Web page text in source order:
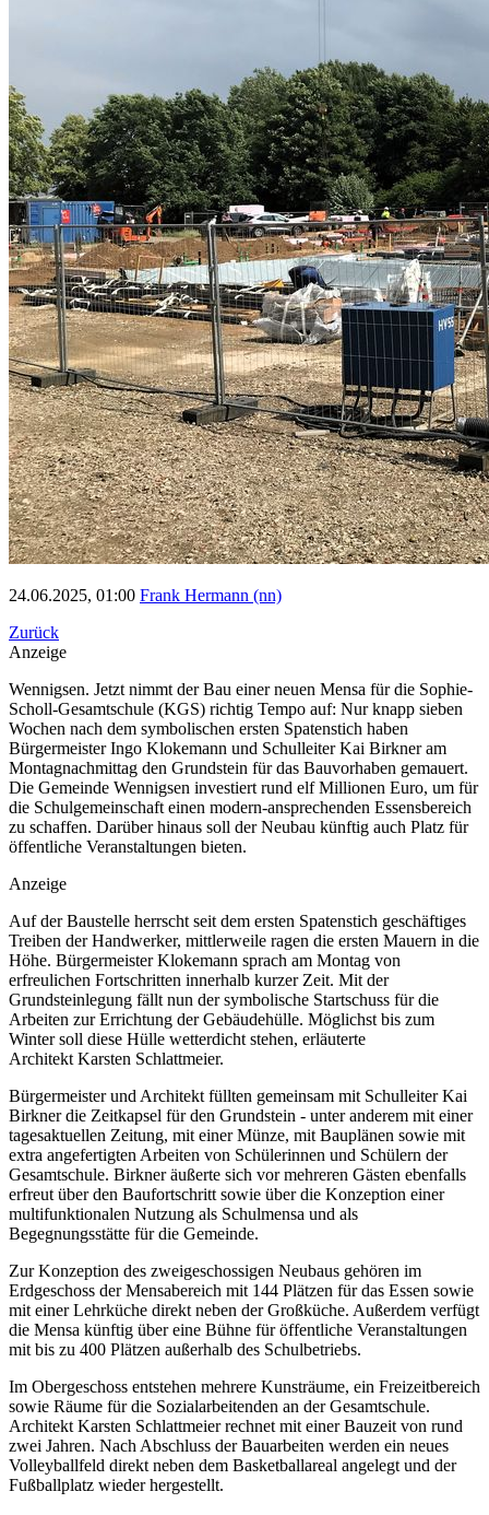
24.06.2025, 01:00 Frank Hermann (nn)
Zurück
Anzeige
Wennigsen. Jetzt nimmt der Bau einer neuen Mensa für die Sophie-
Scholl-Gesamtschule (KGS) richtig Tempo auf: Nur knapp sieben
Wochen nach dem symbolischen ersten Spatenstich haben
Bürgermeister Ingo Klokemann und Schulleiter Kai Birkner am
Montagnachmittag den Grundstein für das Bauvorhaben gemauert.
Die Gemeinde Wennigsen investiert rund elf Millionen Euro, um für
die Schulgemeinschaft einen modern-ansprechenden Essensbereich
zu schaffen. Darüber hinaus soll der Neubau künftig auch Platz für
öffentliche Veranstaltungen bieten.
Anzeige
Auf der Baustelle herrscht seit dem ersten Spatenstich geschäftiges
Treiben der Handwerker, mittlerweile ragen die ersten Mauern in die
Höhe. Bürgermeister Klokemann sprach am Montag von
erfreulichen Fortschritten innerhalb kurzer Zeit. Mit der
Grundsteinlegung fällt nun der symbolische Startschuss für die
Arbeiten zur Errichtung der Gebäudehülle. Möglichst bis zum
Winter soll diese Hülle wetterdicht stehen, erläuterte
Architekt Karsten Schlattmeier.
Bürgermeister und Architekt füllten gemeinsam mit Schulleiter Kai
Birkner die Zeitkapsel für den Grundstein - unter anderem mit einer
tagesaktuellen Zeitung, mit einer Münze, mit Bauplänen sowie mit
extra angefertigten Arbeiten von Schülerinnen und Schülern der
Gesamtschule. Birkner äußerte sich vor mehreren Gästen ebenfalls
erfreut über den Baufortschritt sowie über die Konzeption einer
multifunktionalen Nutzung als Schulmensa und als
Begegnungsstätte für die Gemeinde.
Zur Konzeption des zweigeschossigen Neubaus gehören im
Erdgeschoss der Mensabereich mit 144 Plätzen für das Essen sowie
mit einer Lehrküche direkt neben der Großküche. Außerdem verfügt
die Mensa künftig über eine Bühne für öffentliche Veranstaltungen
mit bis zu 400 Plätzen außerhalb des Schulbetriebs.
Im Obergeschoss entstehen mehrere Kunsträume, ein Freizeitbereich
sowie Räume für die Sozialarbeitenden an der Gesamtschule.
Architekt Karsten Schlattmeier rechnet mit einer Bauzeit von rund
zwei Jahren. Nach Abschluss der Bauarbeiten werden ein neues
Volleyballfeld direkt neben dem Basketballareal angelegt und der
Fußballplatz wieder hergestellt.